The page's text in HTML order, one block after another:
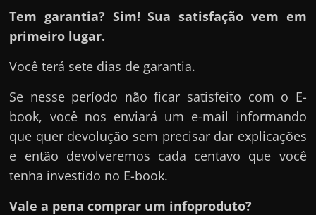
Tem garantia? Sim! Sua satisfação vem em
primeiro lugar.
Você terá sete dias de garantia.
Se nesse período não ficar satisfeito com o E-
book, você nos enviará um e-mail informando
que quer devolução sem precisar dar explicações
e então devolveremos cada centavo que você
tenha investido no E-book.
Vale a pena comprar um infoproduto?